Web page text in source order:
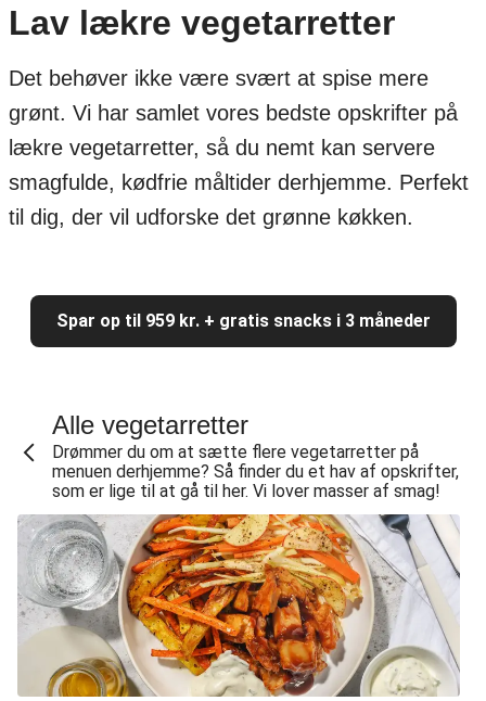
Lav lækre vegetarretter
Det behøver ikke være svært at spise mere
grønt. Vi har samlet vores bedste opskrifter på
lækre vegetarretter, så du nemt kan servere
smagfulde, kødfrie måltider derhjemme. Perfekt
til dig, der vil udforske det grønne køkken.
Spar op til 959 kr. + gratis snacks i 3 måneder
Alle vegetarretter
Drømmer du om at sætte flere vegetarretter på
menuen derhjemme? Så finder du et hav af opskrifter,
som er lige til at gå til her. Vi lover masser af smag!